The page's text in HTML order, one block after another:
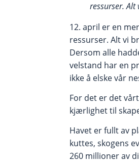
ressurser.
12. april er en
ressurser. Alt vi
Dersom alle
velstand har en
ikke å elske vår
For det er det
kjærlighet til
Havet er fullt av
kuttes, skogens
260 millioner av